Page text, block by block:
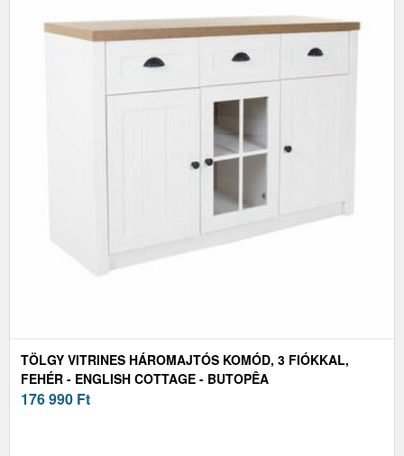
TÖLGY VITRINES HÁROMAJTÓS KOMÓD, 3 FIÓKKAL,
FEHÉR - ENGLISH COTTAGE - BUTOPÊA
176 990 Ft